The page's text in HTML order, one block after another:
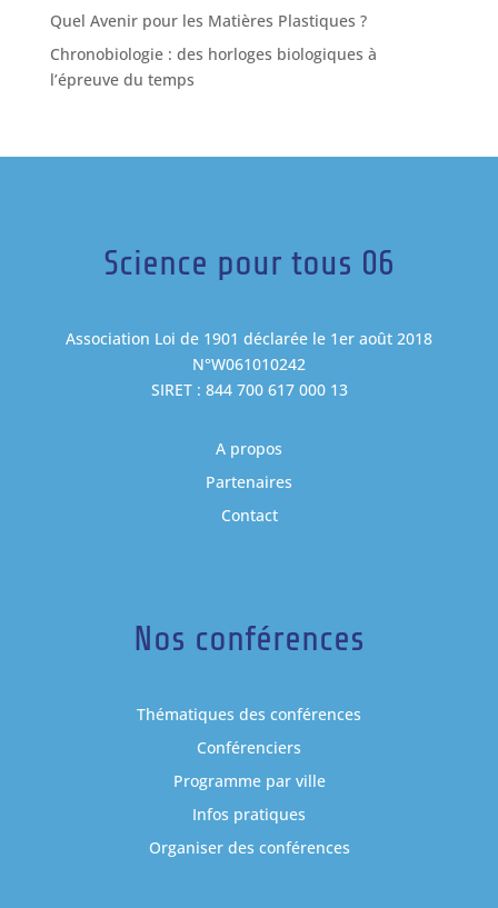
Quel Avenir pour les Matières Plastiques ?
Chronobiologie : des horloges biologiques à
l’épreuve du temps
Science pour tous 06
Association Loi de 1901 déclarée le 1er août 2018
N°W061010242
SIRET : 844 700 617 000 13
A propos
Partenaires
Contact
Nos conférences
Thématiques des conférences
Conférenciers
Programme par ville
Infos pratiques
Organiser des conférences